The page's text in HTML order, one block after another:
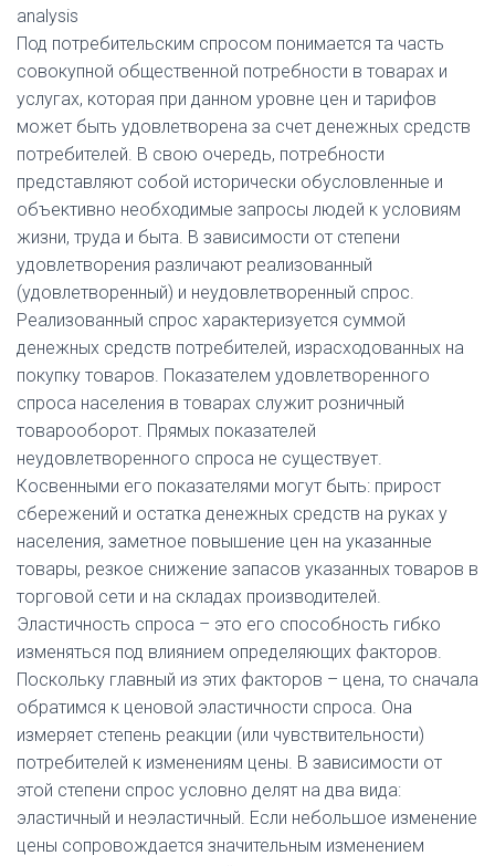
analysis
Под потребительским спросом понимается та часть
совокупной общественной потребности в товарах и
услугах, которая при данном уровне цен и тарифов
может быть удовлетворена за счет денежных средств
потребителей. В свою очередь, потребности
представляют собой исторически обусловленные и
объективно необходимые запросы людей к условиям
жизни, труда и быта. В зависимости от степени
удовлетворения различают реализованный
(удовлетворенный) и неудовлетворенный спрос.
Реализованный спрос характеризуется суммой
денежных средств потребителей, израсходованных на
покупку товаров. Показателем удовлетворенного
спроса населения в товарах служит розничный
товарооборот. Прямых показателей
неудовлетворенного спроса не существует.
Косвенными его показателями могут быть: прирост
сбережений и остатка денежных средств на руках у
населения, заметное повышение цен на указанные
товары, резкое снижение запасов указанных товаров в
торговой сети и на складах производителей.
Эластичность спроса – это его способность гибко
изменяться под влиянием определяющих факторов.
Поскольку главный из этих факторов – цена, то сначала
обратимся к ценовой эластичности спроса. Она
измеряет степень реакции (или чувствительности)
потребителей к изменениям цены. В зависимости от
этой степени спрос условно делят на два вида:
эластичный и неэластичный. Если небольшое изменение
цены сопровождается значительным изменением